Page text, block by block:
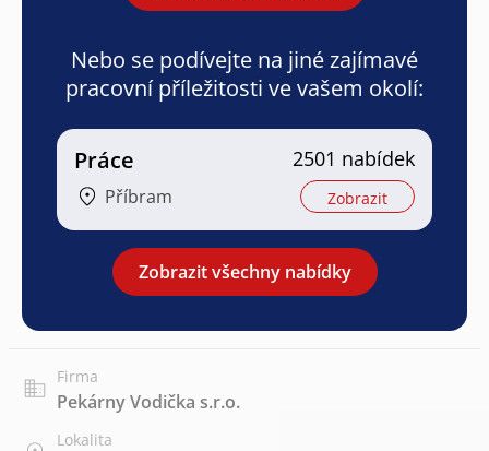
Nebo se podívejte na jiné zajímavé
pracovní příležitosti ve vašem okolí:
Práce
Příbram
2501 nabídek
Zobrazit
Zobrazit všechny nabídky
Firma
Pekárny Vodička s.r.o.
Lokalita